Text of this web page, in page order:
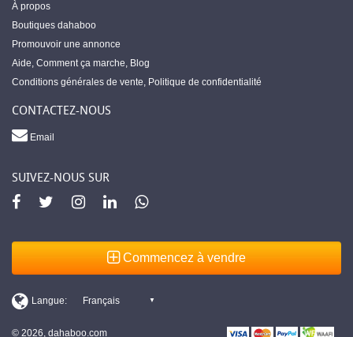
À propos
Boutiques dahaboo
Promouvoir une annonce
Aide, Comment ça marche, Blog
Conditions générales de vente, Politique de confidentialité
CONTACTEZ-NOUS
Email
SUIVEZ-NOUS SUR
Commencez à vendre
© 2026, dahaboo.com